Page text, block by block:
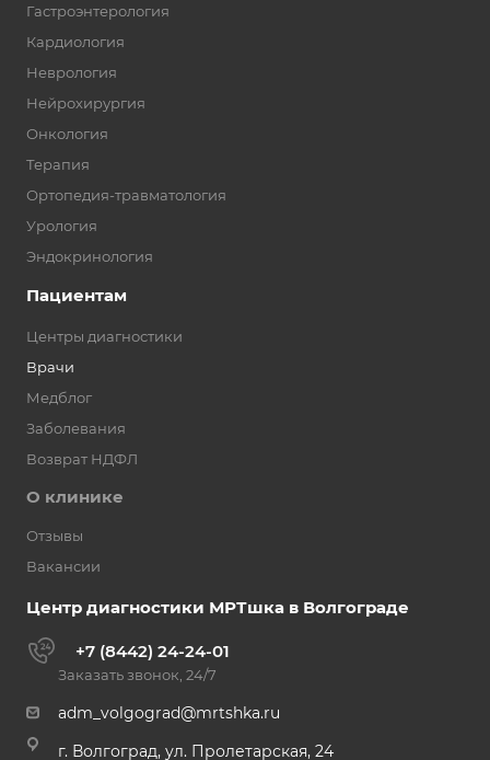
Гастроэнтерология
Кардиология
Неврология
Нейрохирургия
Онкология
Терапия
Ортопедия-травматология
Урология
Эндокринология
Пациентам
Центры диагностики
Врачи
Медблог
Заболевания
Возврат НДФЛ
О клинике
Отзывы
Вакансии
Центр диагностики МРТшка в Волгограде
+7 (8442) 24-24-01
Заказать звонок, 24/7
adm_volgograd@mrtshka.ru
г. Волгоград, ул. Пролетарская, 24